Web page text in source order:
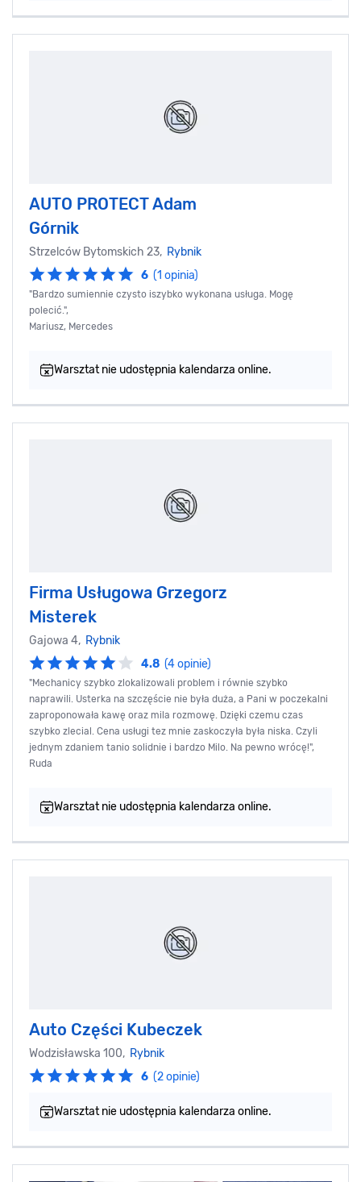
AUTO PROTECT Adam
Górnik
Strzelców Bytomskich 23, Rybnik
6 (1 opinia)
"Bardzo sumiennie czysto iszybko wykonana usługa. Mogę
polecić.",
Mariusz, Mercedes
Warsztat nie udostępnia kalendarza online.
Firma Usługowa Grzegorz
Misterek
Gajowa 4, Rybnik
4.8 (4 opinie)
"Mechanicy szybko zlokalizowali problem i równie szybko
naprawili. Usterka na szczęście nie była duża, a Pani w poczekalni
zaproponowała kawę oraz mila rozmowę. Dzięki czemu czas
szybko zlecial. Cena usługi tez mnie zaskoczyła była niska. Czyli
jednym zdaniem tanio solidnie i bardzo Milo. Na pewno wrócę!",
Ruda
Warsztat nie udostępnia kalendarza online.
Auto Części Kubeczek
Wodzisławska 100, Rybnik
6 (2 opinie)
Warsztat nie udostępnia kalendarza online.